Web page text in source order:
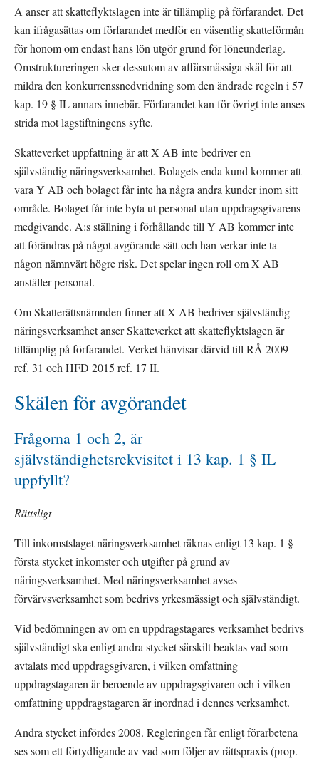
A anser att skatteflyktslagen inte är tillämplig på förfarandet. Det
kan ifrågasättas om förfarandet medför en väsentlig skatteförmån
för honom om endast hans lön utgör grund för löneunderlag.
Omstruktureringen sker dessutom av affärsmässiga skäl för att
mildra den konkurrenssnedvridning som den ändrade regeln i 57
kap. 19 § IL annars innebär. Förfarandet kan för övrigt inte anses
strida mot lagstiftningens syfte.
Skatteverket uppfattning är att X AB inte bedriver en
självständig näringsverksamhet. Bolagets enda kund kommer att
vara Y AB och bolaget får inte ha några andra kunder inom sitt
område. Bolaget får inte byta ut personal utan uppdragsgivarens
medgivande. A:s ställning i förhållande till Y AB kommer inte
att förändras på något avgörande sätt och han verkar inte ta
någon nämnvärt högre risk. Det spelar ingen roll om X AB
anställer personal.
Om Skatterättsnämnden finner att X AB bedriver självständig
näringsverksamhet anser Skatteverket att skatteflyktslagen är
tillämplig på förfarandet. Verket hänvisar därvid till RÅ 2009
ref. 31 och HFD 2015 ref. 17 II.
Skälen för avgörandet
Frågorna 1 och 2, är
självständighetsrekvisitet i 13 kap. 1 § IL
uppfyllt?
Rättsligt
Till inkomstslaget näringsverksamhet räknas enligt 13 kap. 1 §
första stycket inkomster och utgifter på grund av
näringsverksamhet. Med näringsverksamhet avses
förvärvsverksamhet som bedrivs yrkesmässigt och självständigt.
Vid bedömningen av om en uppdragstagares verksamhet bedrivs
självständigt ska enligt andra stycket särskilt beaktas vad som
avtalats med uppdragsgivaren, i vilken omfattning
uppdragstagaren är beroende av uppdragsgivaren och i vilken
omfattning uppdragstagaren är inordnad i dennes verksamhet.
Andra stycket infördes 2008. Regleringen får enligt förarbetena
ses som ett förtydligande av vad som följer av rättspraxis (prop.